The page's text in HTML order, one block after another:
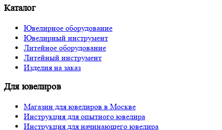
Каталог
Ювелирное оборудование
Ювелирный инструмент
Литейное оборудование
Литейный инструмент
Изделия на заказ
Для ювелиров
Магазин для ювелиров в Москве
Инструкция для опытного ювелира
Инструкция для начинающего ювелира